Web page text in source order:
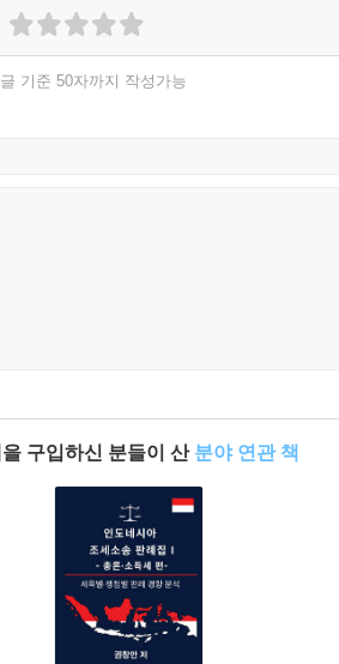
기준 50자까지 작성가능
구입하신 분들이 산 분야 연관 책